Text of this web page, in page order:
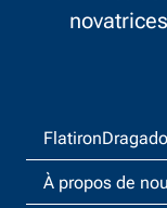
À propos de